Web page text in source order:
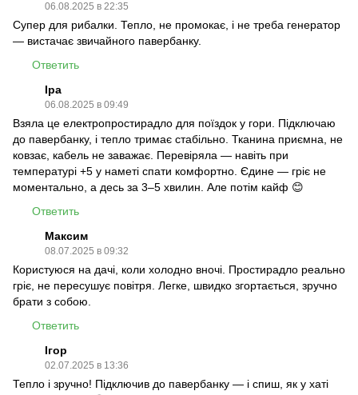
06.08.2025 в 22:35
Супер для рибалки. Тепло, не промокає, і не треба генератор
— вистачає звичайного павербанку.
Ответить
Іра
06.08.2025 в 09:49
Взяла це електропростирадло для поїздок у гори. Підключаю
до павербанку, і тепло тримає стабільно. Тканина приємна, не
ковзає, кабель не заважає. Перевіряла — навіть при
температурі +5 у наметі спати комфортно. Єдине — гріє не
моментально, а десь за 3–5 хвилин. Але потім кайф 😊
Ответить
Максим
08.07.2025 в 09:32
Користуюся на дачі, коли холодно вночі. Простирадло реально
гріє, не пересушує повітря. Легке, швидко згортається, зручно
брати з собою.
Ответить
Ігор
02.07.2025 в 13:36
Тепло і зручно! Підключив до павербанку — і спиш, як у хаті